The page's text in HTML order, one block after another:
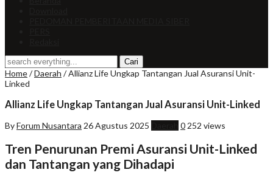
Home/Daerah /Allianz Life Ungkap Tantangan Jual Asuransi Unit-
Linked
Allianz Life Ungkap Tantangan Jual Asuransi Unit-Linked
ByForum Nusantara 26 Agustus 2025 0 252 views
Tren Penurunan Premi Asuransi Unit-Linked
dan Tantangan yang Dihadapi